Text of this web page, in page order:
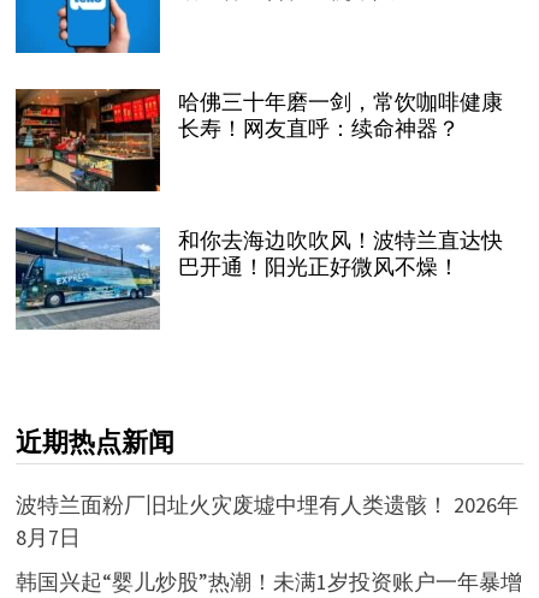
哈佛三十年磨一剑，常饮咖啡健康
长寿！网友直呼：续命神器？
和你去海边吹吹风！波特兰直达快
巴开通！阳光正好微风不燥！
近期热点新闻
波特兰面粉厂旧址火灾废墟中埋有人类遗骸！ 2026年
8月7日
韩国兴起“婴儿炒股”热潮！未满1岁投资账户一年暴增